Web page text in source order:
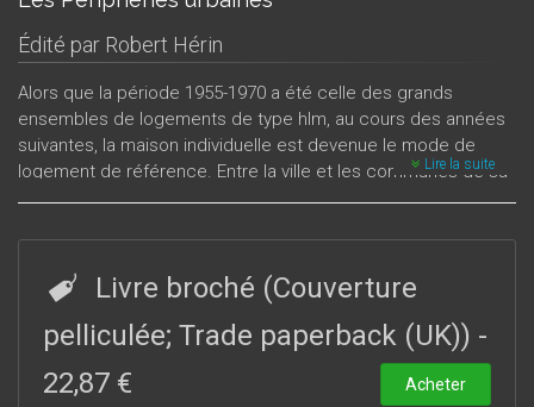
Édité par Robert Hérin
Alors que la période 1955-1970 a été celle des grands
ensembles de logements de type hlm, au cours des années
suivantes, la maison individuelle est devenue le mode de
logement de référence. Entre la ville et les communes de sa
périphérie ont pris corps des solidarités multiples mais aussi
d'architectes et d'élus locaux, cet ouvrage est une
contribution d'importance à l'analyse des périphéries
urbaines et à l'interprétation des changements des modes
de vie dans l'Ouest (Angers, Caen, Laval, Le Mans, La Roche-
sur-Yon...), mais aussi plus généralement en France, voire
Lire la suite
Livre broché (Couverture
pelliculée; Trade paperback (UK)) -
22,87 €
Acheter